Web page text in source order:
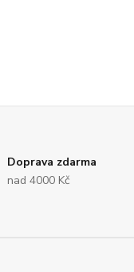
Doprava zdarma
nad 4000 Kč